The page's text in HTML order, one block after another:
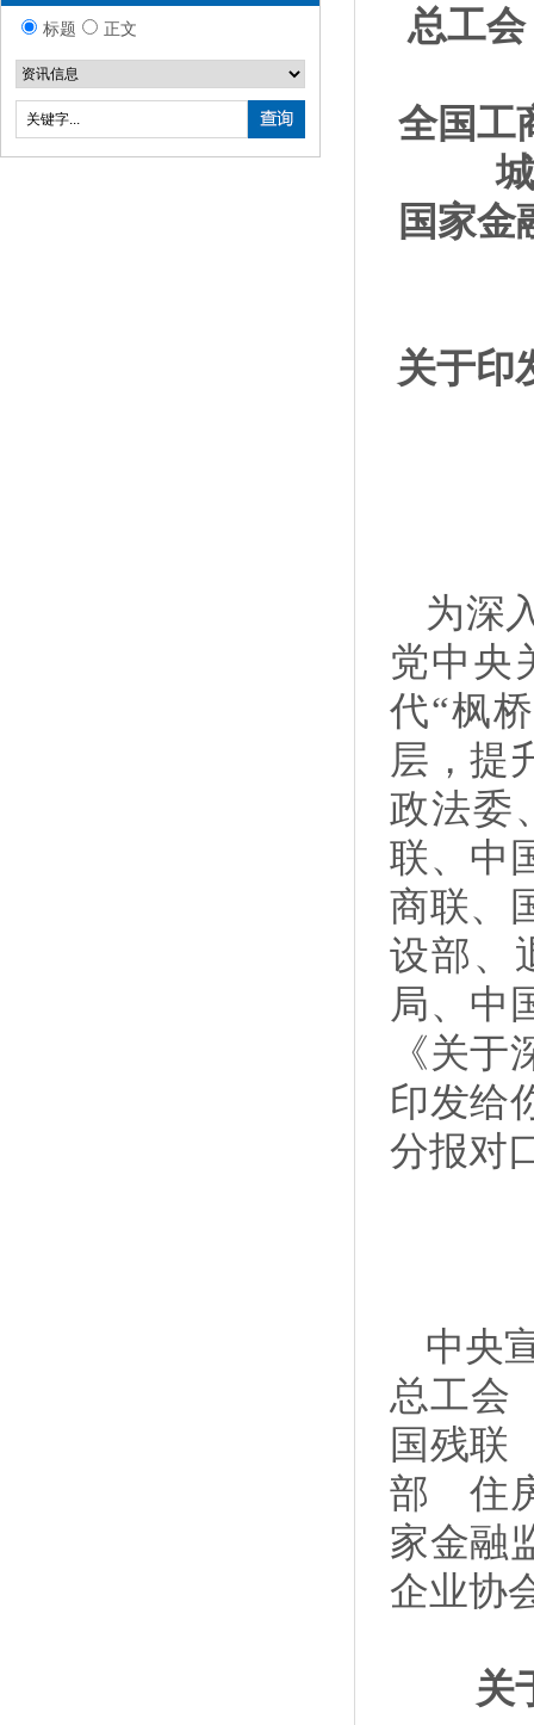
标题 正文
总工
全国
国家
关于印
为深
党中央
代“枫
层，提
政法委
联、中
商联、
设部、
局、中
《关
印发给
分报对
中央
总工
国残
部 住
家金融
企业
关